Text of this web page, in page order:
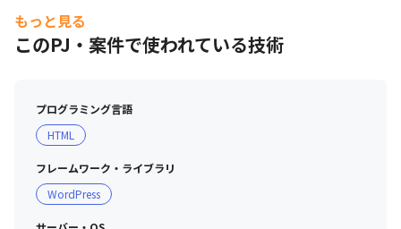
■教育・研修制度
・書籍購入補助あり
・週に一度の事業部会（実務に近いスキル観点）
その他スキル開発会、LT会など不定期で開催
※いずれも、2025年4月時点
もっと見る
このPJ・案件で使われている技術
プログラミング言語
HTML
フレームワーク・ライブラリ
WordPress